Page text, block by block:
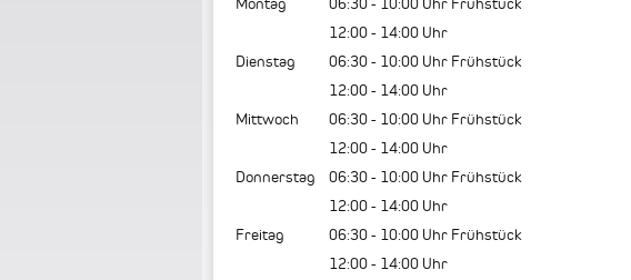
Montag
06:30- 10:00 Uhr Frühstück
12:00- 14:00 Uhr
Dienstag
06:30- 10:00 Uhr Frühstück
12:00- 14:00 Uhr
Mittwoch
06:30- 10:00 Uhr Frühstück
12:00- 14:00 Uhr
Donnerstag
06:30- 10:00 Uhr Frühstück
12:00- 14:00 Uhr
Freitag
06:30- 10:00 Uhr Frühstück
12:00- 14:00 Uhr